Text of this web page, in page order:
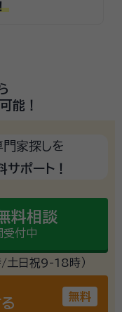
能！
門家探しを
サポート！
料相談
付中
土日祝9-18時）
無料